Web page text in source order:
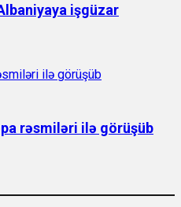
işgüzar
rəsmiləri ilə görüşüb